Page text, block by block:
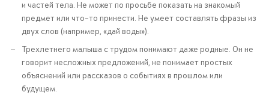
и частей тела. Не может по просьбе показать на знакомый
предмет или что-то принести. Не умеет составлять фразы из
двух слов (например, «дай воды»).
Трехлетнего малыша с трудом понимают даже родные. Он не
говорит несложных предложений, не понимает простых
объяснений или рассказов о событиях в прошлом или
будущем.